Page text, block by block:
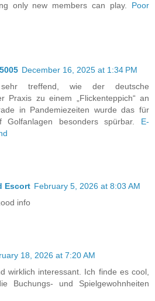
only new members can play. Poor
December 16, 2025 at 1:34 PM
treffend, wie der deutsche
Praxis zu einem „Flickenteppich“ an
in Pandemiezeiten wurde das für
Golfanlagen besonders spürbar. E-
Escort February 5, 2026 at 8:03 AM
info
18, 2026 at 7:20 AM
wirklich interessant. Ich finde es cool,
Buchungs- und Spielgewohnheiten